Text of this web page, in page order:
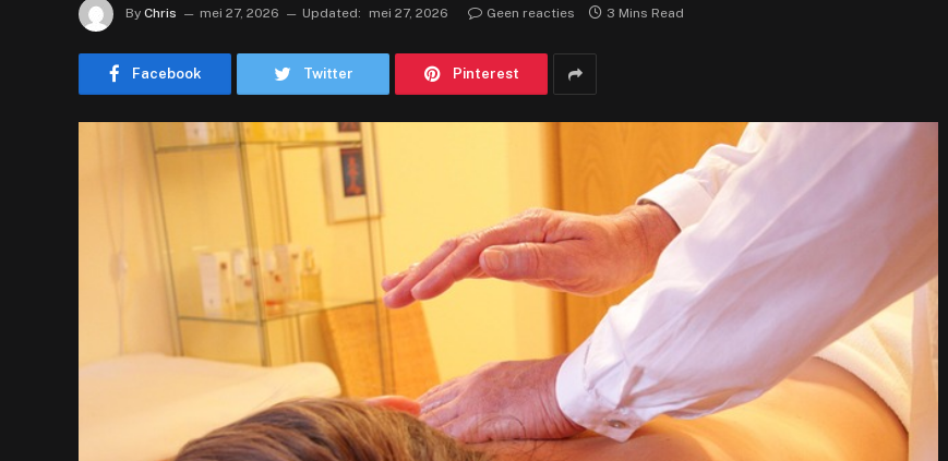
By Chris mei 27, 2026 Updated: mei 27, 2026 Geen reacties 3 Mins Read
Facebook Twitter Pinterest